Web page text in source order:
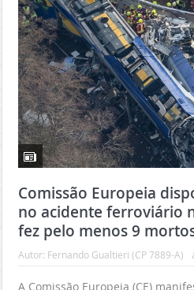
Comissão Europeia
no acidente ferroviário
fez pelo menos 9
Autor: Fernando Gualtieri (CP 7889-A)
A Comissão Europeia (CE)